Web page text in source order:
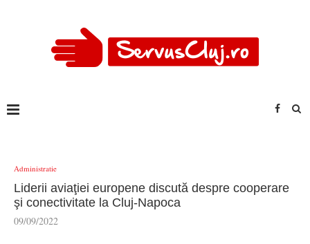
Administratie
Liderii aviaţiei europene discută despre cooperare
şi conectivitate la Cluj-Napoca
09/09/2022